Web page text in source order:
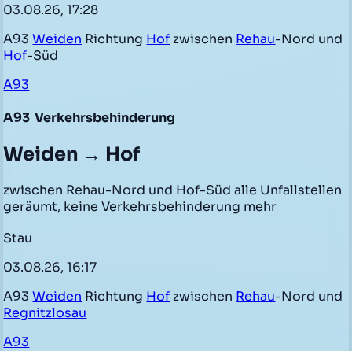
03.08.26, 17:28
A93Weiden Richtung Hof zwischen Rehau-Nord und
Hof-Süd
A93
A93 Verkehrsbehinderung
Weiden → Hof
zwischen Rehau-Nord und Hof-Süd alle Unfallstellen
geräumt, keine Verkehrsbehinderung mehr
Stau
03.08.26, 16:17
A93Weiden Richtung Hof zwischen Rehau-Nord und
Regnitzlosau
A93